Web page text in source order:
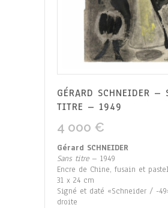
GÉRARD SCHNEIDER –
TITRE – 1949
4 000 €
Gérard SCHNEIDER
Sans titre– 1949
Encre de Chine, fusain et
31 x 24 cm
Signé et daté «Schneider / -
droite